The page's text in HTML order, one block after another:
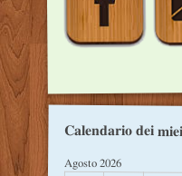
Calendario dei
Agosto 2026